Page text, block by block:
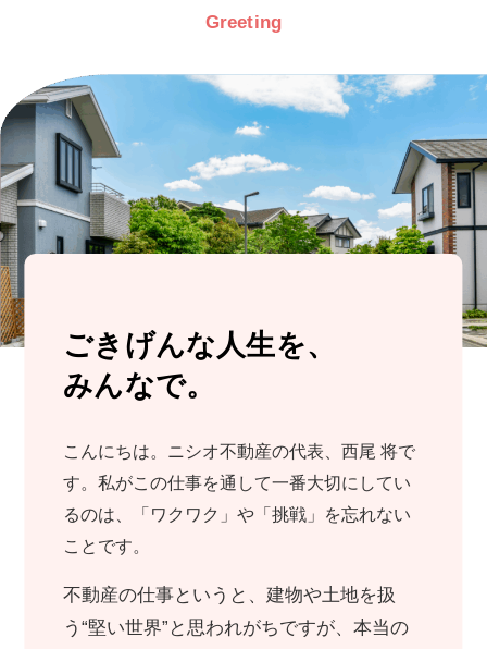
Greeting
ごきげんな人生を、
みんなで。
こんにちは。ニシオ不動産の代表、西尾 将で
す。私がこの仕事を通して一番大切にしてい
るのは、「ワクワク」や「挑戦」を忘れない
ことです。
不動産の仕事というと、建物や土地を扱
う“堅い世界”と思われがちですが、本当の